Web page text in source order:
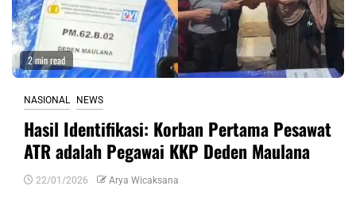
2 min read
NASIONAL NEWS
Hasil Identifikasi: Korban Pertama Pesawat
ATR adalah Pegawai KKP Deden Maulana
22/01/2026 Arya Wicaksana